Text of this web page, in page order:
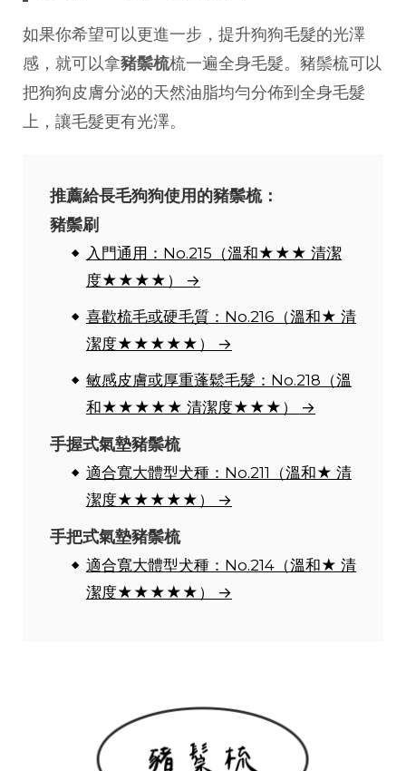
如果你希望可以更進一步，提升狗狗毛髮的光澤
感，就可以拿豬鬃梳梳一遍全身毛髮。豬鬃梳可以
把狗狗皮膚分泌的天然油脂均勻分佈到全身毛髮
上，讓毛髮更有光澤。
推薦給長毛狗狗使用的豬鬃梳：
豬鬃刷
入門通用：No.215（溫和★★★ 清潔
度★★★★） →
喜歡梳毛或硬毛質：No.216（溫和★ 清
潔度★★★★★） →
敏感皮膚或厚重蓬鬆毛髮：No.218（溫
和★★★★★ 清潔度★★★） →
手握式氣墊豬鬃梳
適合寬大體型犬種：No.211（溫和★ 清
潔度★★★★★） →
手把式氣墊豬鬃梳
適合寬大體型犬種：No.214（溫和★ 清
潔度★★★★★） →